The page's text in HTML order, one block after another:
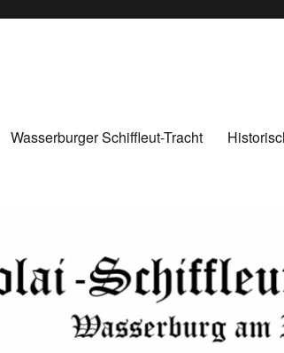
Wasserburger Schiffleut-Tracht